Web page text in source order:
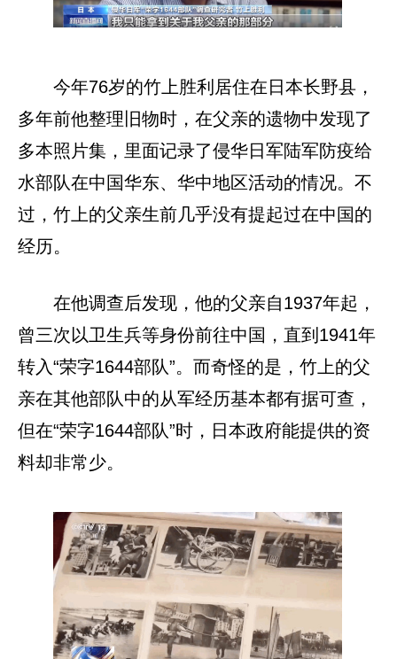
今年76岁的竹上胜利居住在日本长野县，
多年前他整理旧物时，在父亲的遗物中发现了
多本照片集，里面记录了侵华日军陆军防疫给
水部队在中国华东、华中地区活动的情况。不
过，竹上的父亲生前几乎没有提起过在中国的
经历。
在他调查后发现，他的父亲自1937年起，
曾三次以卫生兵等身份前往中国，直到1941年
转入“荣字1644部队”。而奇怪的是，竹上的父
亲在其他部队中的从军经历基本都有据可查，
但在“荣字1644部队”时，日本政府能提供的资
料却非常少。